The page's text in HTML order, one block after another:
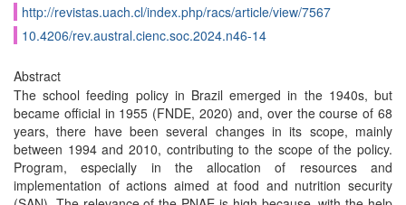
http://revistas.uach.cl/index.php/racs/article/view/7567
10.4206/rev.austral.cienc.soc.2024.n46-14
Abstract
The school feeding policy in Brazil emerged in the 1940s, but
became official in 1955 (FNDE, 2020) and, over the course of 68
years, there have been several changes in its scope, mainly
between 1994 and 2010, contributing to the scope of the policy.
Program, especially in the allocation of resources and
implementation of actions aimed at food and nutrition security